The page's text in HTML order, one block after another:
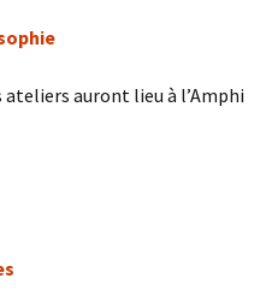
auront lieu à l’Amphi